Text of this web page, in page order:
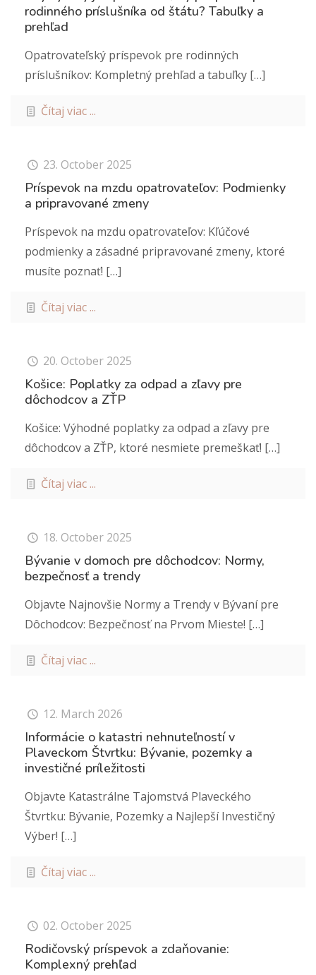
rodinného príslušníka od štátu? Tabuľky a
prehľad
Opatrovateľský príspevok pre rodinných
príslušníkov: Kompletný prehľad a tabuľky […]
Čítaj viac ...
23. October 2025
Príspevok na mzdu opatrovateľov: Podmienky
a pripravované zmeny
Príspevok na mzdu opatrovateľov: Kľúčové
podmienky a zásadné pripravované zmeny, ktoré
musíte poznať! […]
Čítaj viac ...
20. October 2025
Košice: Poplatky za odpad a zľavy pre
dôchodcov a ZŤP
Košice: Výhodné poplatky za odpad a zľavy pre
dôchodcov a ZŤP, ktoré nesmiete premeškať! […]
Čítaj viac ...
18. October 2025
Bývanie v domoch pre dôchodcov: Normy,
bezpečnosť a trendy
Objavte Najnovšie Normy a Trendy v Bývaní pre
Dôchodcov: Bezpečnosť na Prvom Mieste! […]
Čítaj viac ...
12. March 2026
Informácie o katastri nehnuteľností v
Plaveckom Štvrtku: Bývanie, pozemky a
investičné príležitosti
Objavte Katastrálne Tajomstvá Plaveckého
Štvrtku: Bývanie, Pozemky a Najlepší Investičný
Výber! […]
Čítaj viac ...
02. October 2025
Rodičovský príspevok a zdaňovanie:
Komplexný prehľad